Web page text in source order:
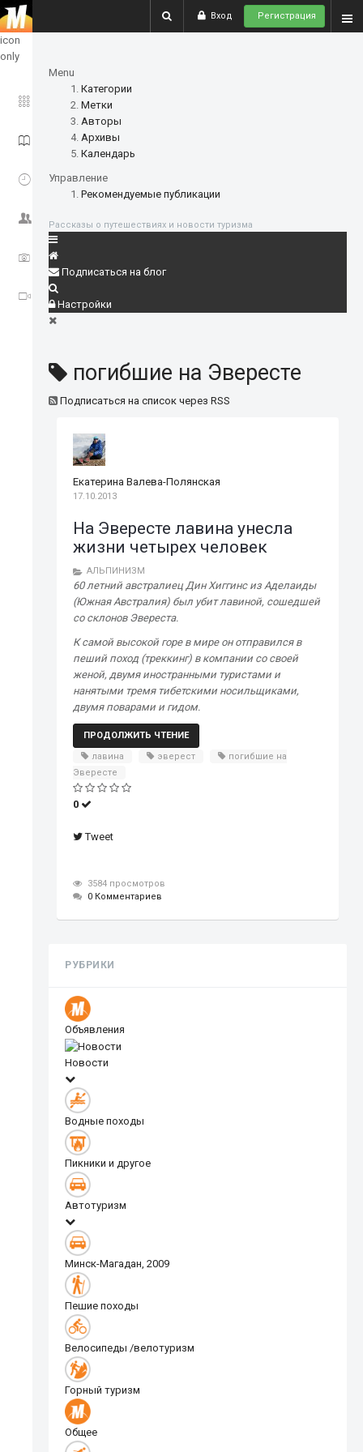
Вход Регистрация
show
icon
only
ГЛАВНОЕ
ИСТОРИИ
СОБЫТИЯ
ФОТО
ВИДЕО
Menu
Категории
Метки
Авторы
Архивы
Календарь
Управление
Рекомендуемые публикации
Рассказы о путешествиях и новости туризма
Подписаться на блог
Настройки
погибшие на Эвересте
Подписаться на список через RSS
Екатерина Валева-Полянская
17.10.2013
На Эвересте лавина унесла
жизни четырех человек
АЛЬПИНИЗМ
60 летний австралиец Дин Хиггинс из Аделаиды
(Южная Австралия) был убит лавиной, сошедшей
со склонов Эвереста.
К самой высокой горе в мире он отправился в
пеший поход (треккинг) в компании со своей
женой, двумя иностранными туристами и
нанятыми тремя тибетскими носильщиками,
двумя поварами и гидом.
ПРОДОЛЖИТЬ ЧТЕНИЕ
лавина
эверест
погибшие на
Эвересте
0
Tweet
3584 просмотров
0 Комментариев
РУБРИКИ
Объявления
Новости
Водные походы
Пикники и другое
Автотуризм
Минск-Магадан, 2009
Пешие походы
Велосипеды /велотуризм
Горный туризм
Общее